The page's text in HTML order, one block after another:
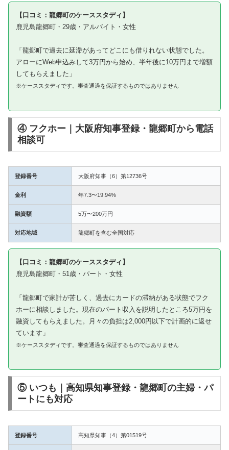
【口コミ：龍郷町のケーススタディ】
鹿児島龍郷町・29歳・アルバイト・女性
「龍郷町で過去に延滞があってどこにも借りれない状態でした。
アローにWeb申込みして3万円から始め、半年後に10万円まで増額
してもらえました」
※ケーススタディです。審査通過を保証するものではありません
④ フクホー｜大阪府知事登録・龍郷町から電話
相談可
登録番号 大阪府知事（6）第12736号
金利 年7.3〜19.94%
融資額 5万〜200万円
対応地域 龍郷町を含む全国対応
【口コミ：龍郷町のケーススタディ】
鹿児島龍郷町・51歳・パート・女性
「龍郷町で家計が苦しく、過去にカードの滞納がある状態でフク
ホーに相談しました。現在のパート収入を説明したところ5万円を
融資してもらえました。月々の負担は2,000円以下で計画的に返せ
ています」
※ケーススタディです。審査通過を保証するものではありません
⑤ いつも｜高知県知事登録・龍郷町の主婦・パ
ートにも対応
登録番号 高知県知事（4）第01519号